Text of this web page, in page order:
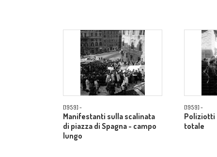
[1959] -
Manifestanti sulla scalinata
di piazza di Spagna - campo
lungo
[1959] -
Poliziotti
totale